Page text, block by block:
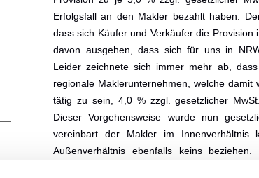
Erfolgsfall an den Makler bezahlt haben.
dass sich Käufer und Verkäufer die
davon ausgehen, dass sich für uns in
Leider zeichnete sich immer mehr ab,
regionale Maklerunternehmen, welche
tätig zu sein, 4,0 % zzgl. gesetzlicher
Dieser Vorgehensweise wurde nun
vereinbart der Makler im
Außenverhältnis ebenfalls keins